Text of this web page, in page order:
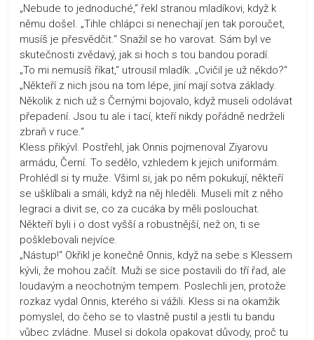
„Nebude to jednoduché,“ řekl stranou mladíkovi, když k
němu došel. „Tihle chlápci si nenechají jen tak poroučet,
musíš je přesvědčit.“ Snažil se ho varovat. Sám byl ve
skutečnosti zvědavý, jak si hoch s tou bandou poradí.
„To mi nemusíš říkat,“ utrousil mladík. „Cvičil je už někdo?“
„Někteří z nich jsou na tom lépe, jiní mají sotva základy.
Několik z nich už s Černými bojovalo, když museli odolávat
přepadení. Jsou tu ale i tací, kteří nikdy pořádně nedrželi
zbraň v ruce.“
Kless přikývl. Postřehl, jak Onnis pojmenoval Ziyarovu
armádu, Černí. To sedělo, vzhledem k jejich uniformám.
Prohlédl si ty muže. Všiml si, jak po něm pokukují, někteří
se ušklíbali a smáli, když na něj hleděli. Museli mít z něho
legraci a divit se, co za cucáka by měli poslouchat.
Někteří byli i o dost vyšší a robustnější, než on, ti se
pošklebovali nejvíce.
„Nástup!“ Okřikl je konečně Onnis, když na sebe s Klessem
kývli, že mohou začít. Muži se sice postavili do tří řad, ale
loudavým a neochotným tempem. Poslechli jen, protože
rozkaz vydal Onnis, kterého si vážili. Kless si na okamžik
pomyslel, do čeho se to vlastně pustil a jestli tu bandu
vůbec zvládne. Musel si dokola opakovat důvody, proč tu